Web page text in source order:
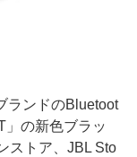
ランドのBluetoot
」の新色ブラッ
ストア、JBL Sto